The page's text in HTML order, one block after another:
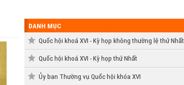
DANH MỤC
Quốc hội khoá XVI - Kỳ họp không thường lệ thứ Nhất
Quốc hội khoá XVI - Kỳ họp thứ Nhất
Ủy ban Thường vụ Quốc hội khóa XVI